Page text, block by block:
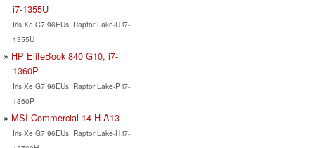
i7-1355U
Iris Xe G7 96EUs, Raptor Lake-U i7-
1355U
HP EliteBook 840 G10, i7-
1360P
Iris Xe G7 96EUs, Raptor Lake-P i7-
1360P
MSI Commercial 14 H A13
Iris Xe G7 96EUs, Raptor Lake-H i7-